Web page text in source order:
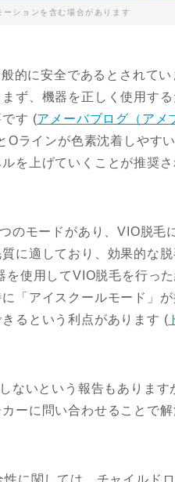
ーションを含む場合があります
的に安全であるとされて
ず、機器を正しく使用す
す​ (アメーバブログ（アメ
ラインが色素沈着しやす
を上げていくことが推奨
のモードがあり、VIO脱毛
に適しており、効果的な
使用してVIO脱毛を行っ
「アイスクールモード」
るという利点があります​ (
ないという報告もあります
ーに問い合わせることで
に関しては、チャイルド